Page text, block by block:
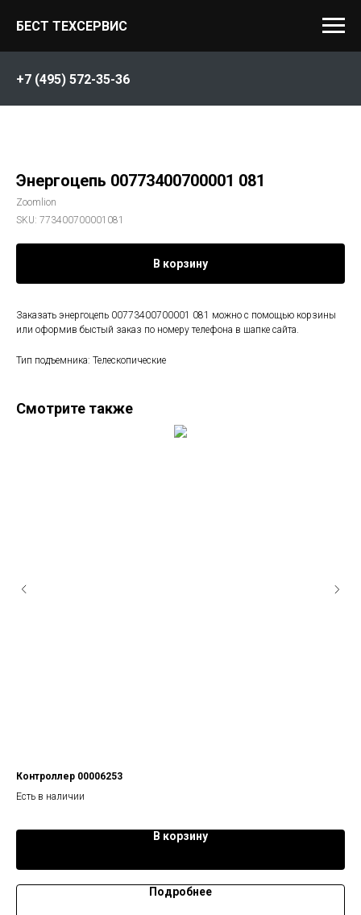
БЕСТ ТЕХСЕРВИС
+7 (495) 572-35-36
Энергоцепь 00773400700001 081
Zoomlion
SKU: 773400700001081
В корзину
Заказать энергоцепь 00773400700001 081 можно с помощью корзины
или оформив быстый заказ по номеру телефона в шапке сайта.
Тип подъемника: Телескопические
Смотрите также
Контроллер 00006253
Есть в наличии
В корзину
Подробнее